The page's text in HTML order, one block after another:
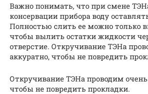
Важно понимать, что при смене
консервации прибора воду
Полностью слить ее можно только
чтобы вылить остатки жидкости
отверстие. Откручивание ТЭНа
аккуратно, чтобы не повредить
Откручивание ТЭНа проводим очень
чтобы не повредить прокладки.